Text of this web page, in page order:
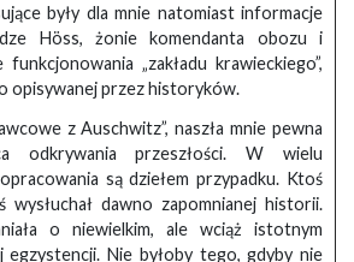
były dla mnie natomiast informacje
Höss, żonie komendanta obozu i
„zakładu krawieckiego”,
opisywanej przez historyków.
z Auschwitz”, naszła mnie pewna
odkrywania przeszłości. W wielu
są dziełem przypadku. Ktoś
wysłuchał dawno zapomnianej historii.
o niewielkim, ale wciąż istotnym
egzystencji. Nie byłoby tego, gdyby nie